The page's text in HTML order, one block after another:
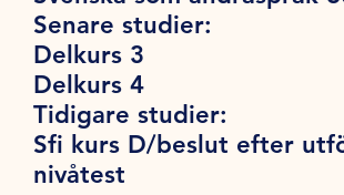
Senare studier:
Delkurs 3
Delkurs 4
Tidigare studier:
Sfi kurs D/beslut efter
nivåtest